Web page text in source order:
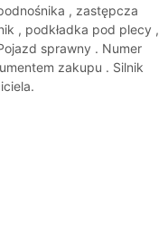
, zastępcza
, podkładka pod plecy ,
sprawny . Numer
zakupu . Silnik